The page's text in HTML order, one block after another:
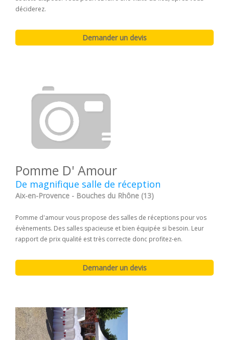
déciderez.
Pomme D' Amour
De magnifique salle de réception
Aix-en-Provence - Bouches du Rhône (13)
Pomme d'amour vous propose des salles de réceptions pour vos
évènements. Des salles spacieuse et bien équipée si besoin. Leur
rapport de prix qualité est très correcte donc profitez-en.